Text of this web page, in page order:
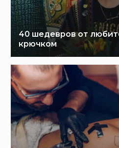
40 шедевров от
крючком